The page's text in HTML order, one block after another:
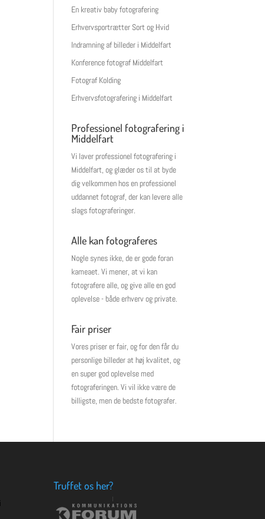
En kreativ baby fotografering
Erhvervsportrætter Sort og Hvid
Indramning af billeder i Middelfart
Konference fotograf Middelfart
Fotograf Kolding
Erhvervsfotografering i Middelfart
Professionel fotografering i
Middelfart
Vi laver professionel fotografering i
Middelfart, og glæder os til at byde
dig velkommen hos en professionel
uddannet fotograf, der kan levere alle
slags fotograferinger.
Alle kan fotograferes
Nogle synes ikke, de er gode foran
kameaet. Vi mener, at vi kan
fotografere alle, og give alle en god
oplevelse - både erhverv og private.
Fair priser
Vores priser er fair, og for den får du
personlige billeder at høj kvalitet, og
en super god oplevelse med
fotograferingen. Vi vil ikke være de
billigste, men de bedste fotografer.
Truffet os her?